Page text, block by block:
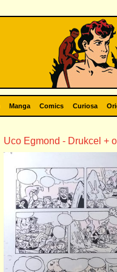
Manga Comics Curiosa
Uco Egmond - Drukcel +